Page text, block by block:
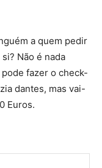
a quem pedir
Não é nada
fazer o check-
dantes, mas vai-
Euros.